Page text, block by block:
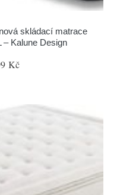
skládací matrace
– Kalune Design
Kč